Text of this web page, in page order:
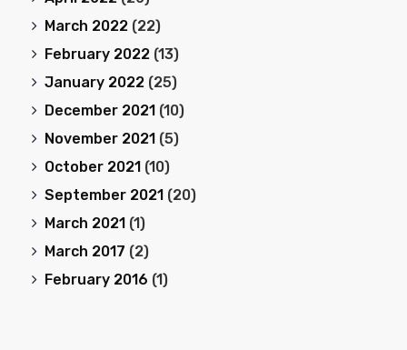
March 2022 (22)
February 2022 (13)
January 2022 (25)
December 2021 (10)
November 2021 (5)
October 2021 (10)
September 2021 (20)
March 2021 (1)
March 2017 (2)
February 2016 (1)